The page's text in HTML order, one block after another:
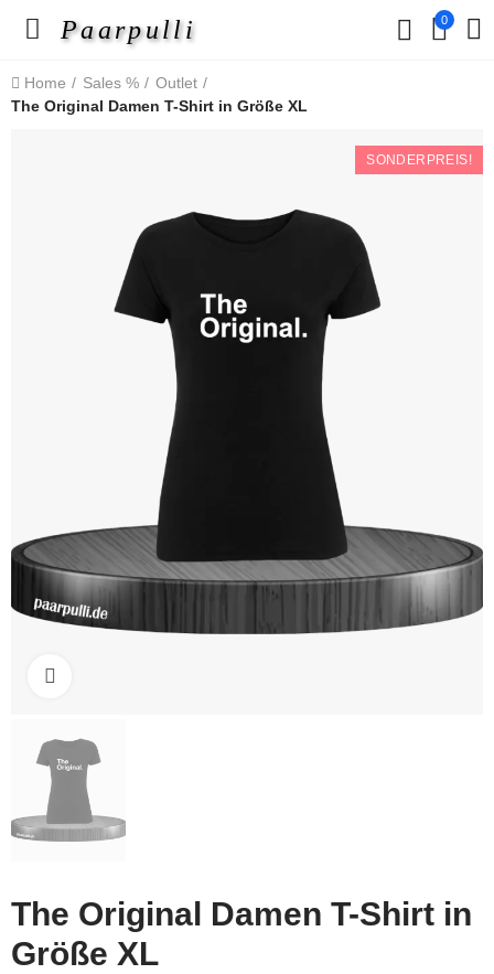
Paarpulli 0
Home Sales %
Outlet
The Original Damen T-Shirt in Größe XL
SONDERPREIS!
The Original Damen T-Shirt in
Größe XL